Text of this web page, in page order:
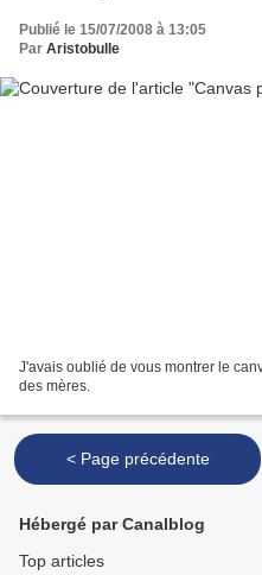
Publié le 15/07/2008 à 13:05
Par Aristobulle
J'avais oublié de vous montrer le
des mères.
< Page précédente
Hébergé par Canalblog
Top articles